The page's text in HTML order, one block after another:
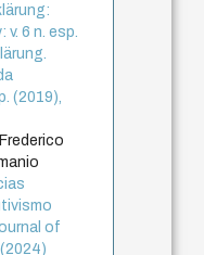
6 n. esp.
(2019),
of